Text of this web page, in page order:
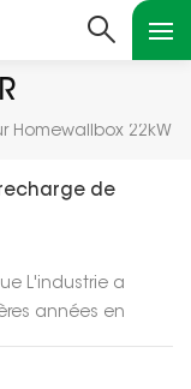
Homewallbox 22kW
de
L'industrie a
années en
recharge fiable et